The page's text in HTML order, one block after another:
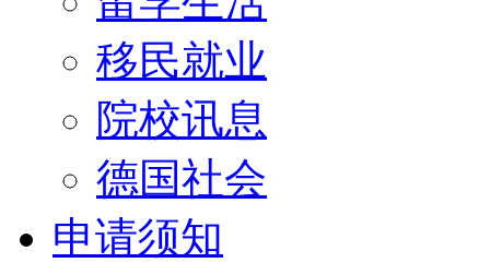
移民就业
院校讯息
德国社会
申请须知